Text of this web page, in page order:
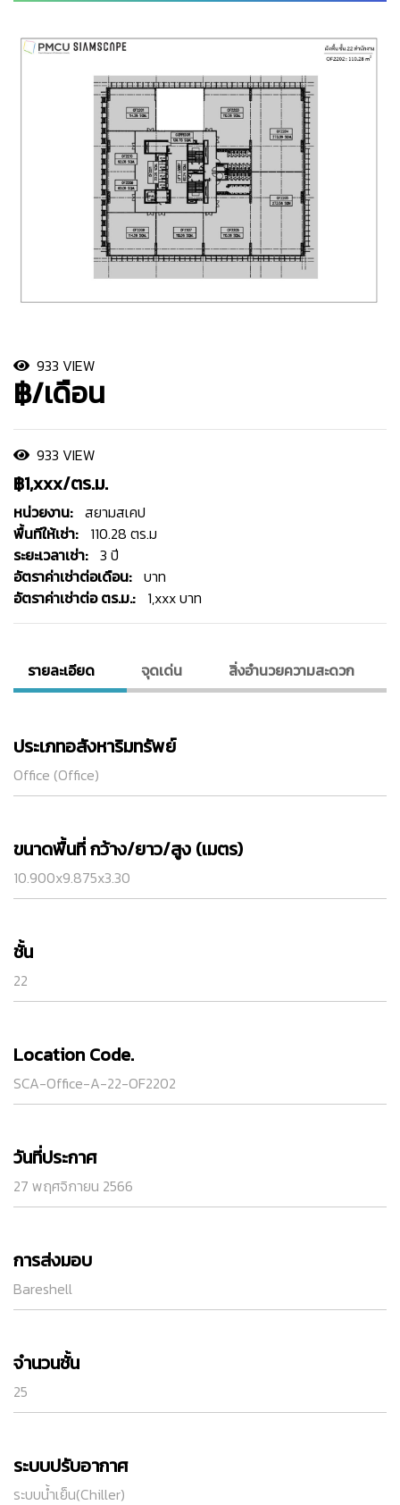
933 VIEW
฿/เดือน
933 VIEW
฿1,xxx/ตร.ม.
หน่วยงาน: สยามสเคป
พื้นทีให้เช่า:
110.28 ตร.ม
ระยะเวลาเช่า: 3 ปี
อัตราค่าเช่าต่อเดือน: บาท
อัตราค่าเช่าต่อ ตร.ม.:
1,xxx บาท
รายละเอียด จุดเด่น สิ่งอํานวยความสะดวก
ประเภทอสังหาริมทรัพย์
Office (Office)
ขนาดพื้นที่ กว้าง/ยาว/สูง (เมตร)
10.900x9.875x3.30
ชั้น
22
Location Code.
SCA-Office-A-22-OF2202
วันที่ประกาศ
27 พฤศจิกายน 2566
การส่งมอบ
Bareshell
จำนวนชั้น
25
ระบบปรับอากาศ
ระบบน้ำเย็น(Chiller)